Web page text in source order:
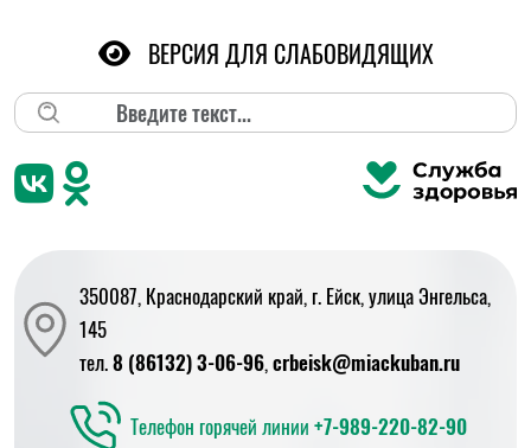
Поиск
ВЕРСИЯ ДЛЯ СЛАБОВИДЯЩИХ
350087, Краснодарский край, г. Ейск, улица Энгельса,
145
тел.8 (86132) 3-06-96,crbeisk@miackuban.ru
Телефон горячей линии +7-989-220-82-90